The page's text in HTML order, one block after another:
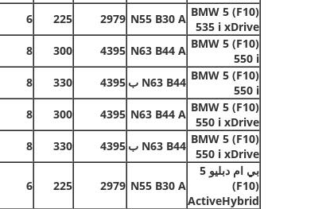
BMW 5 (F10)
535 i xDrive
N55 B30 A
2979
225
6
BMW 5 (F10)
550 i
N63 B44 A
4395
300
8
BMW 5 (F10)
550 i
N63 B44 ب 4395
330
8
BMW 5 (F10)
550 i xDrive
N63 B44 A
4395
300
8
BMW 5 (F10)
550 i xDrive
N63 B44 ب 4395
330
8
بي ام دبليو 5
(F10)
ActiveHybrid
N55 B30 A
2979
225
6